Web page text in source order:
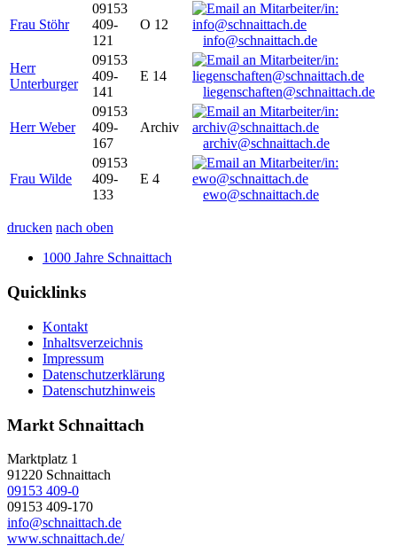
Frau Stöhr
09153
409-
121
O 12
info@schnaittach.de
Herr
Unterburger
09153
409-
141
E 14
liegenschaften@schnaittach.de
Herr Weber
09153
409-
167
Archiv
archiv@schnaittach.de
Frau Wilde
09153
409-
133
E 4
ewo@schnaittach.de
drucken nach oben
1000 Jahre Schnaittach
Quicklinks
Kontakt
Inhaltsverzeichnis
Impressum
Datenschutzerklärung
Datenschutzhinweis
Markt Schnaittach
Marktplatz 1
91220 Schnaittach
09153 409-0
09153 409-170
info@schnaittach.de
www.schnaittach.de/